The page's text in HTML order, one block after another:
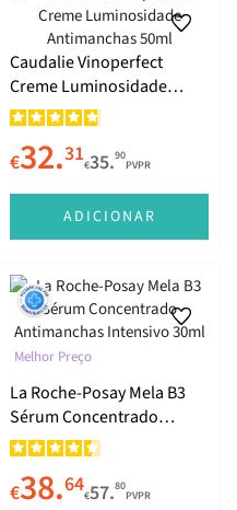
Caudalie Vinoperfect
Creme Luminosidade
Antimanchas 50ml
€32.31€35.90
PVPR
ADICIONAR
Melhor Preço
La Roche-Posay Mela B3
Sérum Concentrado
Antimanchas Intensivo
€38.64€57.80
PVPR